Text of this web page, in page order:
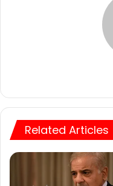
Related Articles